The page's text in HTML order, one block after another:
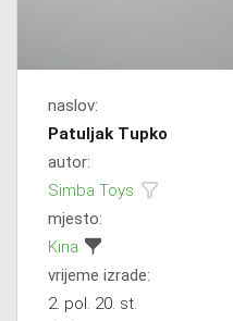
naslov:
Patuljak Tupko
autor:
Simba Toys
mjesto:
Kina
vrijeme izrade:
2. pol. 20. st.